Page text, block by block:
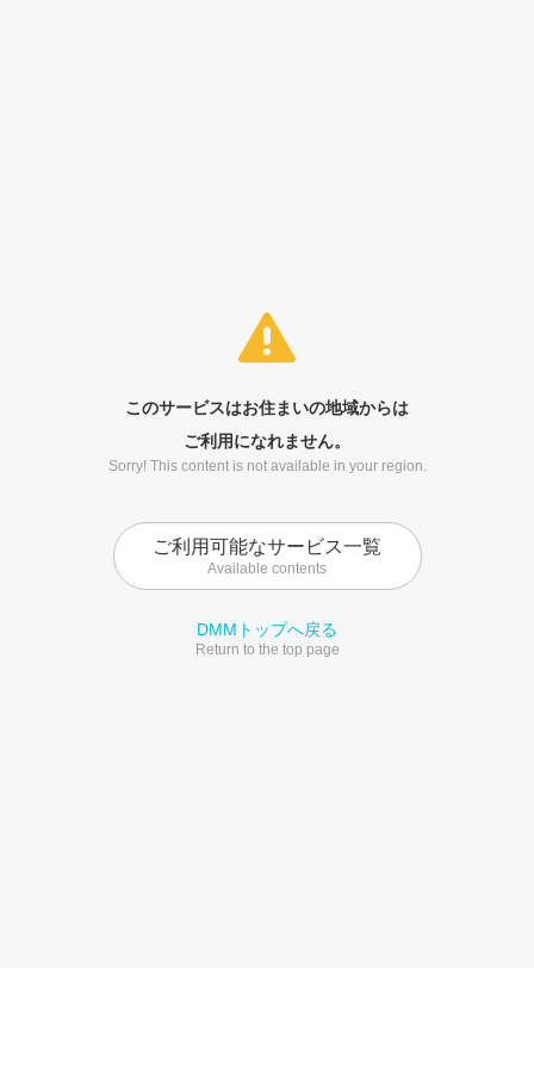
このサービスはお住まいの地域からは
ご利用になれません。
Sorry! This content is not available in your region.
ご利用可能なサービス一覧
Available contents
DMMトップへ戻る
Return to the top page